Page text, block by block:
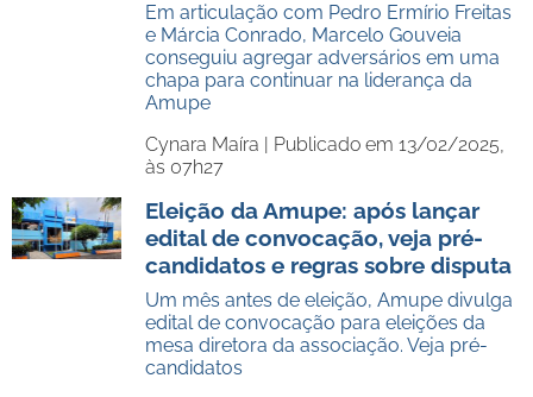
Em articulação com Pedro Ermírio Freitas
e Márcia Conrado, Marcelo Gouveia
conseguiu agregar adversários em uma
chapa para continuar na liderança da
Amupe
Cynara Maíra | Publicado em 13/02/2025,
às 07h27
Eleição da Amupe: após lançar
edital de convocação, veja pré-
candidatos e regras sobre disputa
Um mês antes de eleição, Amupe divulga
edital de convocação para eleições da
mesa diretora da associação. Veja pré-
candidatos